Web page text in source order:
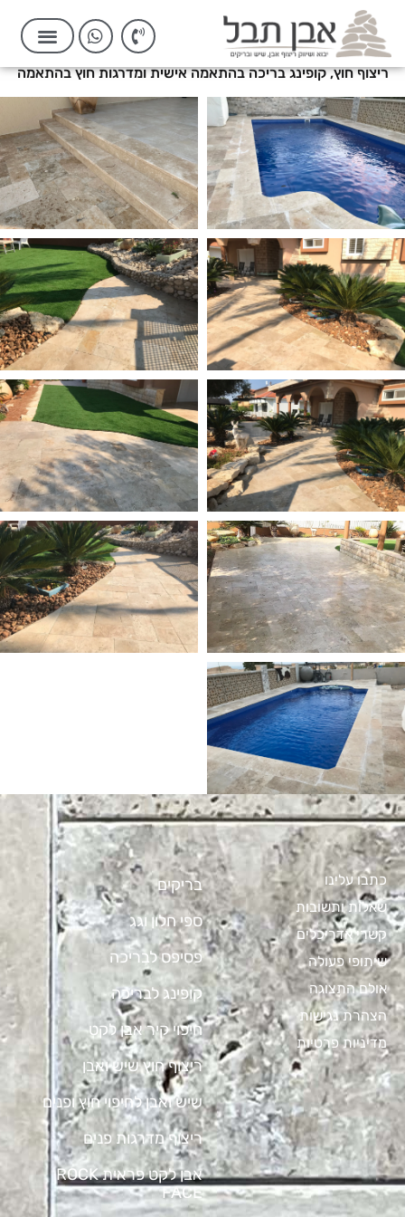
ריצוף חוץ, קופינג בריכה בהתאמה אישית ומדרגות חוץ בהתאמה
כתבו עלינו
שאלות ותשובות
קשרי אדריכלים
שיתופי פעולה
אולם התצוגה
הצהרת נגישות
מדיניות פרטיות
בריקים
ספי חלון וגג
פסיפס לבריכה
קופינג לבריכה
חיפוי קיר אבן לקט
ריצוף חוץ שיש ואבן
שיש ואבן לחיפוי חוץ ופנים
ריצוף מדרגות פנים
אבן לקט פראית ROCK
FACE